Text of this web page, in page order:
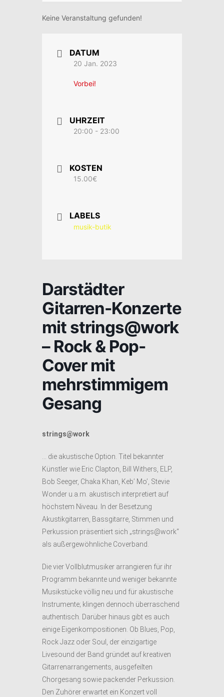
Keine Veranstaltung gefunden!
DATUM
20 Jan. 2023
Vorbei!
UHRZEIT
20:00 - 23:00
KOSTEN
15.00€
LABELS
musik-butik
Darstädter
Gitarren-Konzerte
mit strings@work
– Rock & Pop-
Cover mit
mehrstimmigem
Gesang
strings@work
… die akustische Option. Titel bekannter
Künstler wie Eric Clapton, Bill Withers, ELP,
Bob Seeger, Chaka Khan, Keb’ Mo’, Stevie
Wonder u.a.m. akustisch interpretiert auf
höchstem Niveau. In der Besetzung
Akustikgitarren, Bassgitarre, Stimmen und
Perkussion präsentiert sich „strings@work“
als außergewöhnliche Coverband.
Die vier Vollblutmusiker arrangieren für ihr
Programm bekannte und weniger bekannte
Musikstücke völlig neu und für akustische
Instrumente; klingen dennoch überraschend
authentisch. Darüber hinaus gibt es auch
einige Eigenkompositionen. Ob Blues, Pop,
Rock Jazz oder Soul, der einzigartige
Livesound der Band gründet auf kreativen
Gitarrenarrangements, ausgefeilten
Chorgesang sowie packender Perkussion.
Den Zuhörer erwartet ein Konzert voll